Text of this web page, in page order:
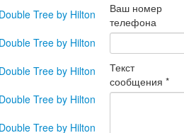
Ваш номер
телефона
Текст
сообщения*